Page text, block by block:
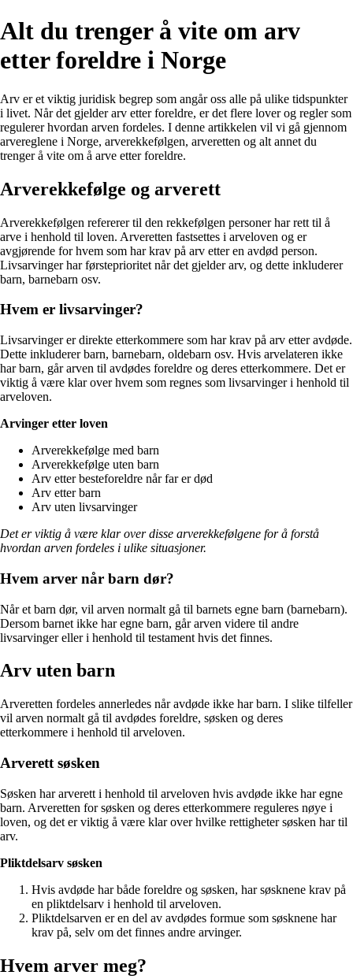
Alt du trenger å vite om arv
etter foreldre i Norge
Arv er et viktig juridisk begrep som angår oss alle på ulike tidspunkter
i livet. Når det gjelder arv etter foreldre, er det flere lover og regler som
regulerer hvordan arven fordeles. I denne artikkelen vil vi gå gjennom
arvereglene i Norge, arverekkefølgen, arveretten og alt annet du
trenger å vite om å arve etter foreldre.
Arverekkefølge og arverett
Arverekkefølgen refererer til den rekkefølgen personer har rett til å
arve i henhold til loven. Arveretten fastsettes i arveloven og er
avgjørende for hvem som har krav på arv etter en avdød person.
Livsarvinger har førsteprioritet når det gjelder arv, og dette inkluderer
barn, barnebarn osv.
Hvem er livsarvinger?
Livsarvinger er direkte etterkommere som har krav på arv etter avdøde.
Dette inkluderer barn, barnebarn, oldebarn osv. Hvis arvelateren ikke
har barn, går arven til avdødes foreldre og deres etterkommere. Det er
viktig å være klar over hvem som regnes som livsarvinger i henhold til
arveloven.
Arvinger etter loven
Arverekkefølge med barn
Arverekkefølge uten barn
Arv etter besteforeldre når far er død
Arv etter barn
Arv uten livsarvinger
Det er viktig å være klar over disse arverekkefølgene for å forstå
hvordan arven fordeles i ulike situasjoner.
Hvem arver når barn dør?
Når et barn dør, vil arven normalt gå til barnets egne barn (barnebarn).
Dersom barnet ikke har egne barn, går arven videre til andre
livsarvinger eller i henhold til testament hvis det finnes.
Arv uten barn
Arveretten fordeles annerledes når avdøde ikke har barn. I slike tilfeller
vil arven normalt gå til avdødes foreldre, søsken og deres
etterkommere i henhold til arveloven.
Arverett søsken
Søsken har arverett i henhold til arveloven hvis avdøde ikke har egne
barn. Arveretten for søsken og deres etterkommere reguleres nøye i
loven, og det er viktig å være klar over hvilke rettigheter søsken har til
arv.
Pliktdelsarv søsken
Hvis avdøde har både foreldre og søsken, har søsknene krav på
en pliktdelsarv i henhold til arveloven.
Pliktdelsarven er en del av avdødes formue som søsknene har
krav på, selv om det finnes andre arvinger.
Hvem arver meg?